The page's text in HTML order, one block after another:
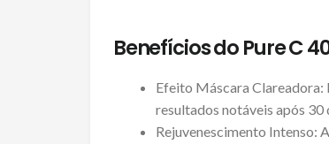
Benefícios do Pure C
Efeito Máscara Clareadora:
resultados notáveis após 30
Rejuvenescimento Intenso: